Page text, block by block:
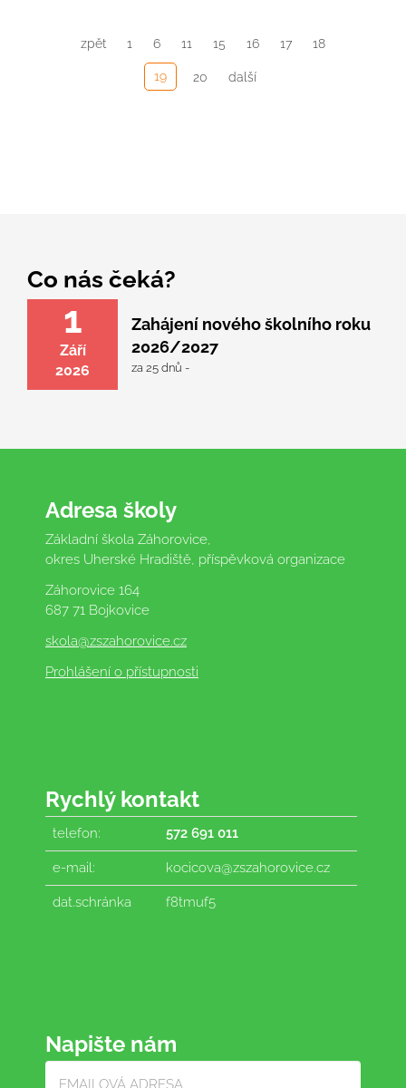
zpět 1 6 11 15 16 17 18
19 20 další
Co nás čeká?
1
Září
2026
Zahájení nového školního roku
2026/2027
za 25 dnů -
Adresa školy
Základní škola Záhorovice,
okres Uherské Hradiště, příspěvková organizace
Záhorovice 164
687 71 Bojkovice
skola@zszahorovice.cz
Prohlášení o přístupnosti
Rychlý kontakt
telefon: 572 691 011
e-mail: kocicova@zszahorovice.cz
dat.schránka f8tmuf5
Napište nám